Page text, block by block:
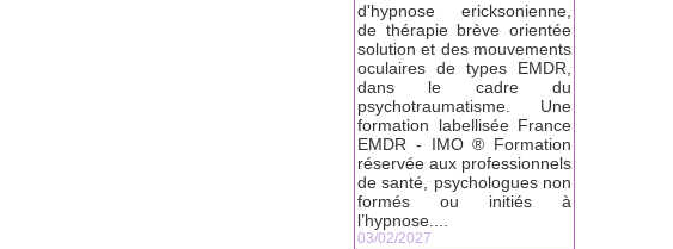
d'hypnose ericksonienne,
de thérapie brève orientée
solution et des mouvements
oculaires de types EMDR,
dans le cadre du
psychotraumatisme. Une
formation labellisée France
EMDR - IMO ® Formation
réservée aux professionnels
de santé, psychologues non
formés ou initiés à
l’hypnose....
03/02/2027